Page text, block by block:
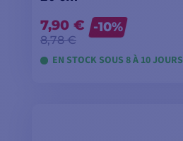
7,90 €
8,78 €
-10%
EN STOCK SOUS 8 À 10 JOURS